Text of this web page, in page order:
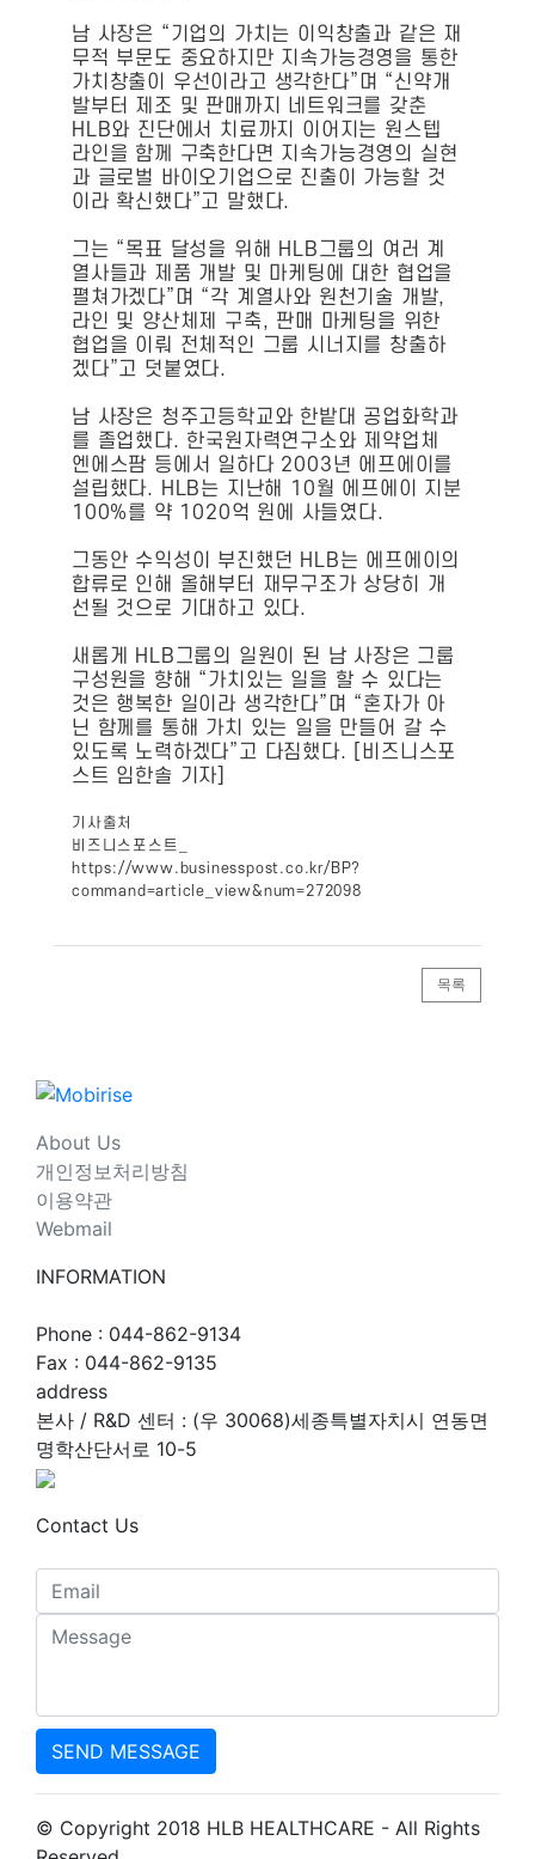
남 사장은 “기업의 가치는 이익창출과 같은 재
무적 부문도 중요하지만 지속가능경영을 통한
가치창출이 우선이라고 생각한다”며 “신약개
발부터 제조 및 판매까지 네트워크를 갖춘
HLB와 진단에서 치료까지 이어지는 원스텝
라인을 함께 구축한다면 지속가능경영의 실현
과 글로벌 바이오기업으로 진출이 가능할 것
이라 확신했다”고 말했다.
그는 “목표 달성을 위해 HLB그룹의 여러 계
열사들과 제품 개발 및 마케팅에 대한 협업을
펼쳐가겠다”며 “각 계열사와 원천기술 개발,
라인 및 양산체제 구축, 판매 마케팅을 위한
협업을 이뤄 전체적인 그룹 시너지를 창출하
겠다”고 덧붙였다.
남 사장은 청주고등학교와 한밭대 공업화학과
를 졸업했다. 한국원자력연구소와 제약업체
엔에스팜 등에서 일하다 2003년 에프에이를
설립했다. HLB는 지난해 10월 에프에이 지분
100%를 약 1020억 원에 사들였다.
그동안 수익성이 부진했던 HLB는 에프에이의
합류로 인해 올해부터 재무구조가 상당히 개
선될 것으로 기대하고 있다.
새롭게 HLB그룹의 일원이 된 남 사장은 그룹
구성원을 향해 “가치있는 일을 할 수 있다는
것은 행복한 일이라 생각한다”며 “혼자가 아
닌 함께를 통해 가치 있는 일을 만들어 갈 수
있도록 노력하겠다”고 다짐했다. [비즈니스포
스트 임한솔 기자]
기사출처
비즈니스포스트_
https://www.businesspost.co.kr/BP?
command=article_view&num=272098
목록
About Us
개인정보처리방침
이용약관
Webmail
INFORMATION
Phone : 044-862-9134
Fax : 044-862-9135
address
본사 / R&D 센터 : (우 30068)세종특별자치시 연동면
명학산단서로 10-5
Contact Us
SEND MESSAGE
© Copyright 2018 HLB HEALTHCARE - All Rights